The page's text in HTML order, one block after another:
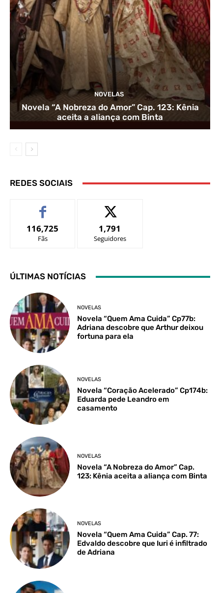
NOVELAS
Novela “A Nobreza do Amor” Cap. 123: Kênia
aceita a aliança com Binta
REDES SOCIAIS
116,725
Fãs
1,791
Seguidores
ÚLTIMAS NOTÍCIAS
NOVELAS
Novela “Quem Ama Cuida” Cp77b:
Adriana descobre que Arthur deixou
fortuna para ela
NOVELAS
Novela “Coração Acelerado” Cp174b:
Eduarda pede Leandro em
casamento
NOVELAS
Novela “A Nobreza do Amor” Cap.
123: Kênia aceita a aliança com Binta
NOVELAS
Novela “Quem Ama Cuida” Cap. 77:
Edvaldo descobre que Iuri é infiltrado
de Adriana